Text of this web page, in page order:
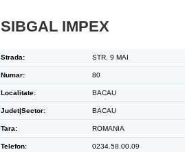
SIBGAL IMPEX
Strada: STR. 9 MAI
Numar: 80
Localitate: BACAU
Judet|Sector: BACAU
Tara: ROMANIA
Telefon: 0234.58.00.09